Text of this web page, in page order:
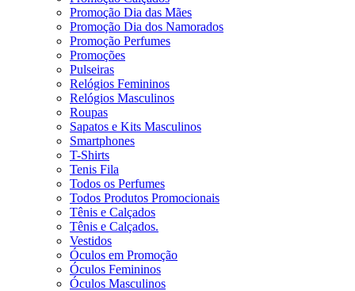
Promoção Dia das Mães
Promoção Dia dos Namorados
Promoção Perfumes
Promoções
Pulseiras
Relógios Femininos
Relógios Masculinos
Roupas
Sapatos e Kits Masculinos
Smartphones
T-Shirts
Tenis Fila
Todos os Perfumes
Todos Produtos Promocionais
Tênis e Calçados
Tênis e Calçados.
Vestidos
Óculos em Promoção
Óculos Femininos
Óculos Masculinos